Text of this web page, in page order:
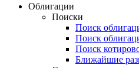
Облигации
Поиски
Поиск
Поиск
Поиск
Ближайшие